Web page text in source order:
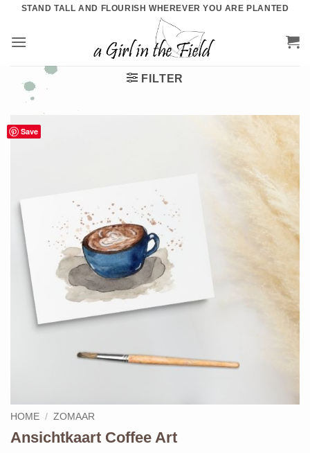
inhoud
STAND TALL AND FLOURISH WHEREVER YOU ARE PLANTED
FILTER
Save
HOME / ZOMAAR
Ansichtkaart Coffee Art